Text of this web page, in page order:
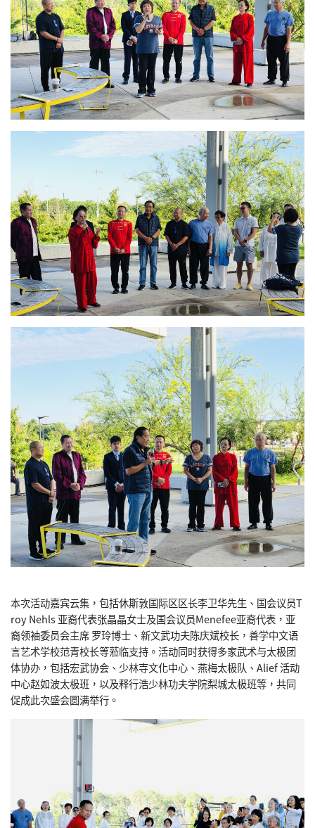
本次活动嘉宾云集，包括休斯敦国际区区长李卫华先生、国会议员T
roy Nehls 亚裔代表张晶晶女士及国会议员Menefee亚裔代表，亚
裔领袖委员会主席 罗玲博士、新文武功夫陈庆斌校长，善学中文语
言艺术学校范青校长等蒞临支持。活动同时获得多家武术与太极团
体协办， 包括宏武协会、少林寺文化中心、燕梅太极队、Alief 活动
中心赵如波太极班，以及释行浩少林功夫学院梨城太极班等，共同
促成此次盛会圆满举行。